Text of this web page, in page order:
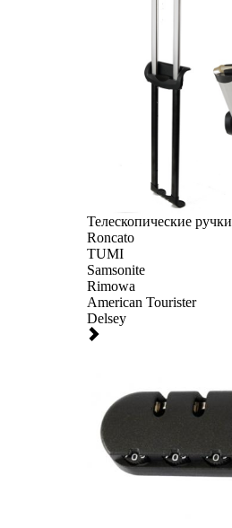
Телескопические ручки
Roncato
TUMI
Samsonite
Rimowa
American Tourister
Delsey